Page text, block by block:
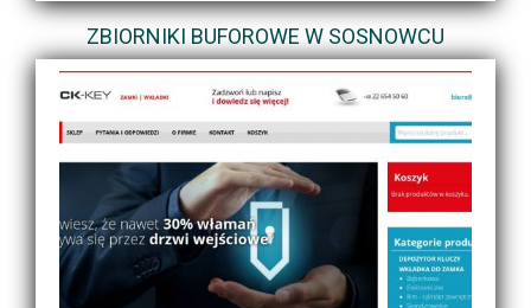
ZBIORNIKI BUFOROWE W SOSNOWCU